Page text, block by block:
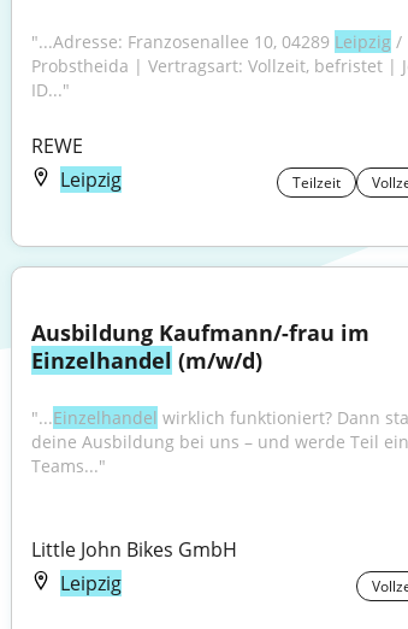
"...Adresse: Franzosenallee 10, 04289 Leipzig /
Probstheida | Vertragsart: Vollzeit, befristet |
ID..."
REWE
Leipzig
Teilzeit
Einzelhandel (m/w/d)
"...Einzelhandel wirklich funktioniert? Dann
deine Ausbildung bei uns – und werde Teil
Teams..."
Little John Bikes GmbH
Leipzig